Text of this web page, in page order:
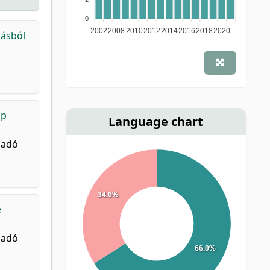
0
20022008 201020122014201620182020
Language chart
66.0%
34.0%